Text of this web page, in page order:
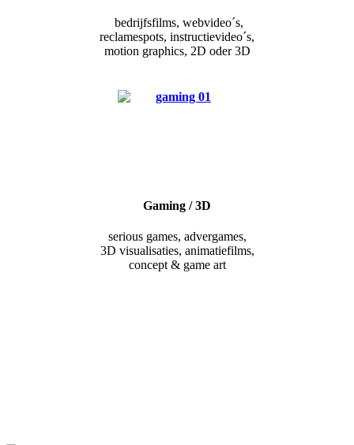
bedrijfsfilms, webvideo´s,
reclamespots, instructievideo´s,
motion graphics, 2D oder 3D
Gaming / 3D
serious games, advergames,
3D visualisaties, animatiefilms,
concept & game art